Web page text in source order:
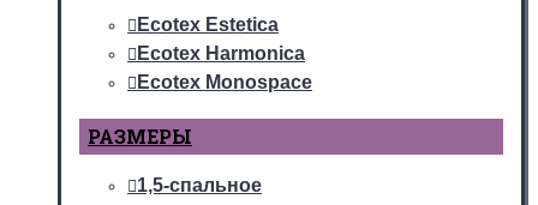
Ecotex Estetica
Ecotex Harmonica
Ecotex Monospace
РАЗМЕРЫ
1,5-спальное